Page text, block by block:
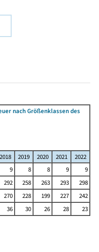
nach Größenklassen des
2018 2019 2020 2021
2022
9 8 8 9
9
292 258 263 293
298
270 228 199 227
242
36 30 26 28 23